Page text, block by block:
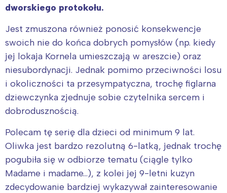
dworskiego protokołu.
Jest zmuszona również ponosić konsekwencje
swoich nie do końca dobrych pomysłów (np. kiedy
jej lokaja Kornela umieszczają w areszcie) oraz
niesubordynacji. Jednak pomimo przeciwności losu
i okoliczności ta przesympatyczna, trochę figlarna
dziewczynka zjednuje sobie czytelnika sercem i
dobrodusznością.
Polecam tę serię dla dzieci od minimum 9 lat.
Oliwka jest bardzo rezolutną 6-latką, jednak trochę
pogubiła się w odbiorze tematu (ciągle tylko
Madame i madame…), z kolei jej 9-letni kuzyn
zdecydowanie bardziej wykazywał zainteresowanie